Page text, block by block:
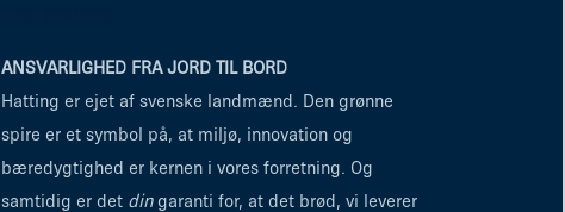
ANSVARLIGHED FRA JORD TIL BORD
Hatting er ejet af svenske landmænd. Den grønne
spire er et symbol på, at miljø, innovation og
bæredygtighed er kernen i vores forretning. Og
samtidig er det dingaranti for, at det brød, vi leverer